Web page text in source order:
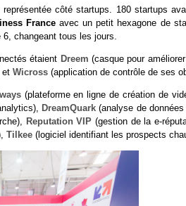
côté startups. 180 startups
Franceavec un petit hexagone de
changeant tous les jours.
étaient Dreem (casque pour
et Wicross (application de contrôle de ses
(plateforme en ligne de création de
DreamQuark (analyse de
Reputation VIP(gestion de la e-
Tilkee (logiciel identifiant les prospects